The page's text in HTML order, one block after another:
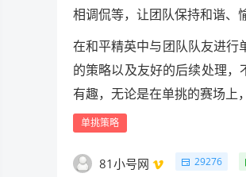
相调侃等，让团队保持和谐、
在和平精英中与团队队友进行
的策略以及友好的后续处理
有趣，无论是在单挑的赛场上
单挑策略
81小号网 29276